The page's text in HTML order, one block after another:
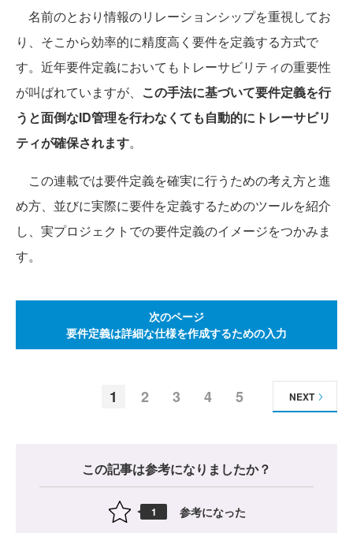
名前のとおり情報のリレーションシップを重視してお
り、そこから効率的に精度高く要件を定義する方式で
す。近年要件定義においてもトレーサビリティの重要性
が叫ばれていますが、 この手法に基づいて要件定義を行
うと面倒なID管理を行わなくても自動的にトレーサビリ
ティが確保されます。
この連載では要件定義を確実に行うための考え方と進
め方、並びに実際に要件を定義するためのツールを紹介
し、実プロジェクトでの要件定義のイメージをつかみま
す。
次のページ
要件定義は詳細な仕様を作成するための入力
1 2 3 4 5 NEXT
この記事は参考になりましたか？
1 参考になった